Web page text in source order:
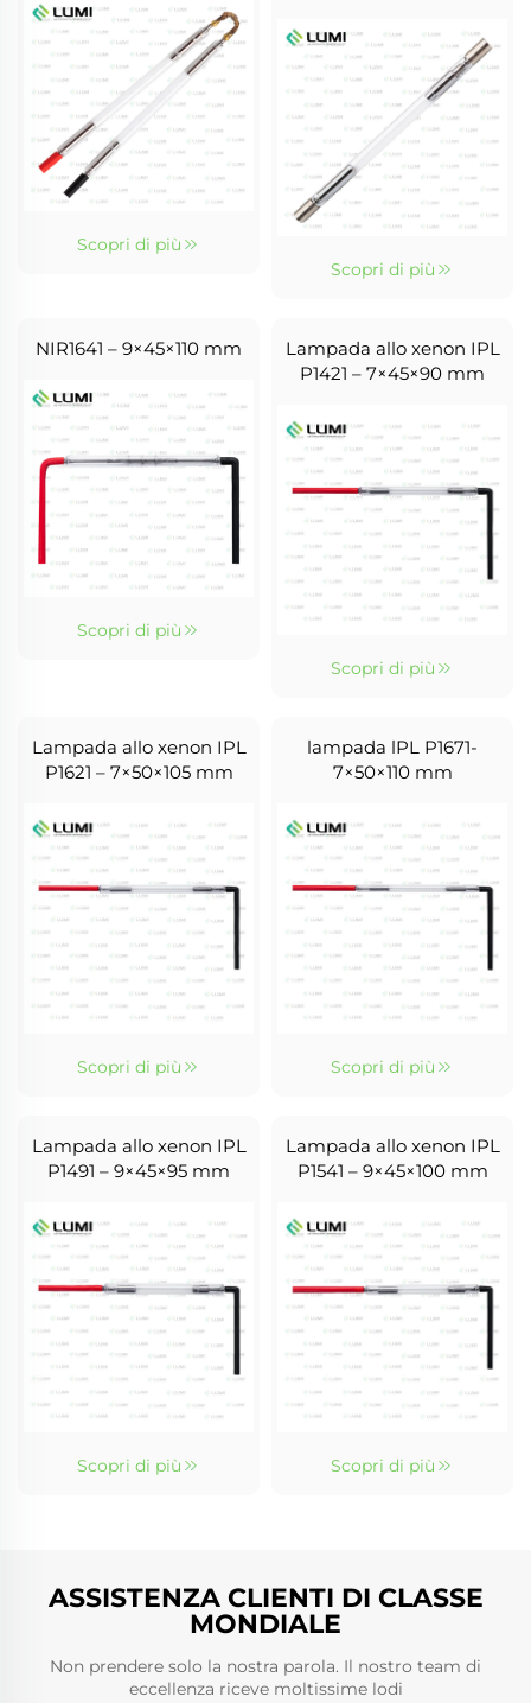
Scopri di più
Scopri di più
NIR1641 – 9×45×110 mm
Scopri di più
Lampada allo xenon IPL
P1421 – 7×45×90 mm
Scopri di più
Lampada allo xenon IPL
P1621 – 7×50×105 mm
Scopri di più
lampada lPL P1671-
7×50×110 mm
Scopri di più
Lampada allo xenon IPL
P1491 – 9×45×95 mm
Scopri di più
Lampada allo xenon IPL
P1541 – 9×45×100 mm
Scopri di più
ASSISTENZA CLIENTI DI CLASSE
MONDIALE
Non prendere solo la nostra parola. Il nostro team di
eccellenza riceve moltissime lodi